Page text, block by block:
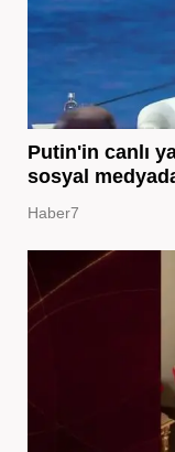
Putin'in canlı
sosyal
Haber7